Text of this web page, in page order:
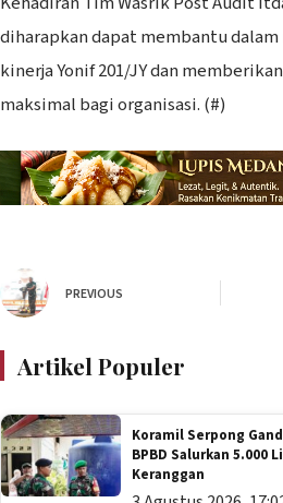
diharapkan dapat membantu
kinerja Yonif 201/JY dan
maksimal bagi organisasi. (#)
PREVIOUS
Artikel Populer
Koramil Serpong
BPBD Salurkan 5.000
Keranggan